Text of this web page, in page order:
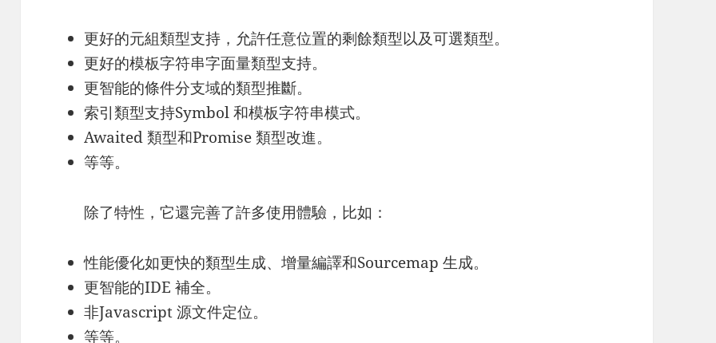
更好的元組類型支持，允許任意位置的剩餘類型以及可選類型。
更好的模板字符串字面量類型支持。
更智能的條件分支域的類型推斷。
索引類型支持Symbol 和模板字符串模式。
Awaited 類型和Promise 類型改進。
等等。
除了特性，它還完善了許多使用體驗，比如：
性能優化如更快的類型生成、增量編譯和Sourcemap 生成。
更智能的IDE 補全。
非Javascript 源文件定位。
等等。